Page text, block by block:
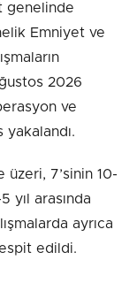
genelinde
Emniyet ve
2026
ve
yakalandı.
üzeri, 7’sinin 10-
yıl arasında
ayrıca
edildi.